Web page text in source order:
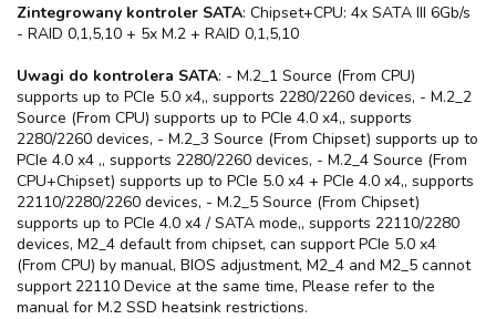
Zintegrowany kontroler SATA: Chipset+CPU: 4x SATA III 6Gb/s
- RAID 0,1,5,10 + 5x M.2 + RAID 0,1,5,10
Uwagi do kontrolera SATA: - M.2_1 Source (From CPU)
supports up to PCIe 5.0 x4,, supports 2280/2260 devices, - M.2_2
Source (From CPU) supports up to PCIe 4.0 x4,, supports
2280/2260 devices, - M.2_3 Source (From Chipset) supports up to
PCIe 4.0 x4 ,, supports 2280/2260 devices, - M.2_4 Source (From
CPU+Chipset) supports up to PCIe 5.0 x4 + PCIe 4.0 x4,, supports
22110/2280/2260 devices, - M.2_5 Source (From Chipset)
supports up to PCIe 4.0 x4 / SATA mode,, supports 22110/2280
devices, M2_4 default from chipset, can support PCIe 5.0 x4
(From CPU) by manual, BIOS adjustment, M2_4 and M2_5 cannot
support 22110 Device at the same time, Please refer to the
manual for M.2 SSD heatsink restrictions.